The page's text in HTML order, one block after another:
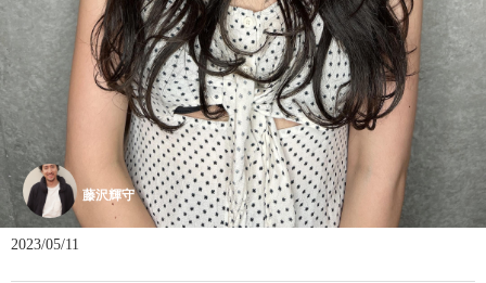
藤沢輝守
2023/05/11